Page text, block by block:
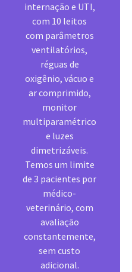
internação e UTI,
com 10 leitos
com parâmetros
ventilatórios,
réguas de
oxigênio, vácuo e
ar comprimido,
monitor
multiparamétrico
e luzes
dimetrizáveis.
Temos um limite
de 3 pacientes por
médico-
veterinário, com
avaliação
constantemente,
sem custo
adicional.